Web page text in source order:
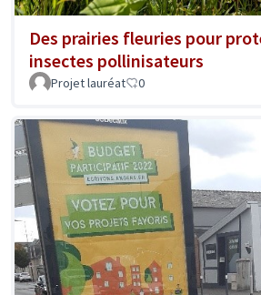
Des prairies fleuries pour
insectes pollinisateurs
Projet lauréat 0